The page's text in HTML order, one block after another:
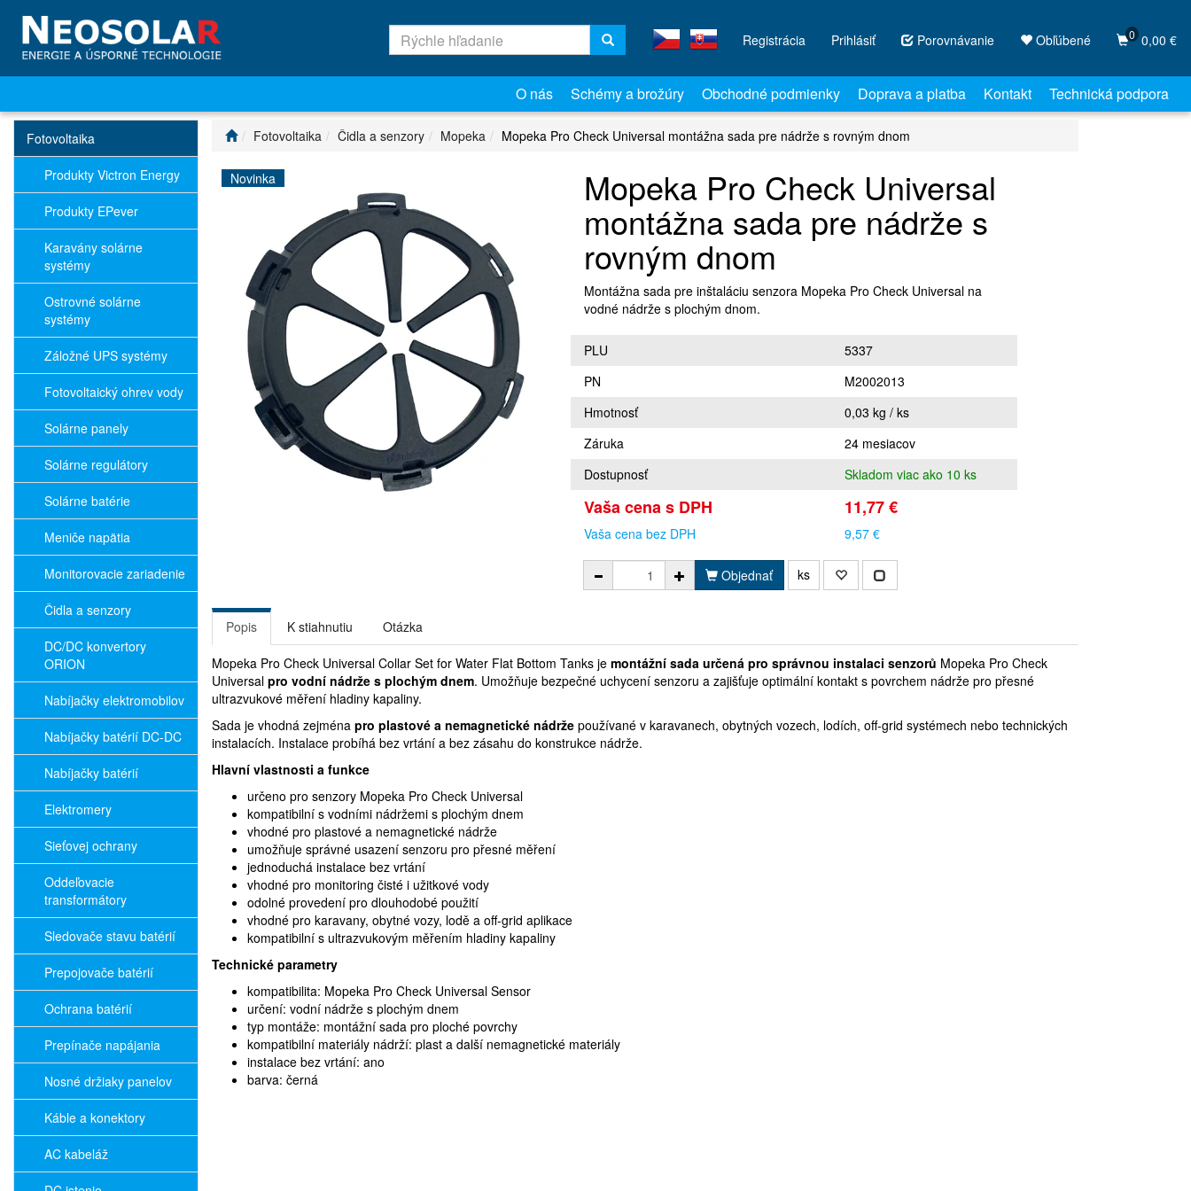
Porovnávanie Obľúbené 0 0,00 €
Registrácia Prihlásiť
O nás Schémy a brožúry Obchodné podmienky Doprava a platba Kontakt Technická podpora
Fotovoltaika
Produkty Victron Energy
Produkty EPever
Karavány solárne
systémy
Ostrovné solárne
systémy
Záložné UPS systémy
Fotovoltaický ohrev vody
Solárne panely
Solárne regulátory
Solárne batérie
Meniče napätia
Monitorovacie zariadenie
Čidla a senzory
DC/DC konvertory
ORION
Nabíjačky elektromobilov
Nabíjačky batérií DC-DC
Nabíjačky batérií
Elektromery
Sieťovej ochrany
Oddeľovacie
transformátory
Sledovače stavu batérií
Prepojovače batérií
Ochrana batérií
Prepínače napájania
Nosné držiaky panelov
Káble a konektory
AC kabeláž
Fotovoltaika Čidla a senzory Mopeka Mopeka Pro Check Universal montážna sada pre nádrže s rovným dnom
Novinka Mopeka Pro Check Universal
montážna sada pre nádrže s
rovným dnom
Montážna sada pre inštaláciu senzora Mopeka Pro Check Universal na
vodné nádrže s plochým dnom.
PLU
5337
PN
M2002013
Hmotnosť
0,03 kg / ks
Záruka
24 mesiacov
Dostupnosť
Skladom viac ako 10 ks
Vaša cena s DPH 11,77 €
Vaša cena bez DPH 9,57 €
Objednať ks
Popis K stiahnutiu Otázka
Mopeka Pro Check Universal Collar Set for Water Flat Bottom Tanks je montážní sada určená pro správnou instalaci senzorů Mopeka Pro Check
Universal pro vodní nádrže s plochým dnem. Umožňuje bezpečné uchycení senzoru a zajišťuje optimální kontakt s povrchem nádrže pro přesné
ultrazvukové měření hladiny kapaliny.
Sada je vhodná zejména pro plastové a nemagnetické nádrže používané v karavanech, obytných vozech, lodích, off-grid systémech nebo technických
instalacích. Instalace probíhá bez vrtání a bez zásahu do konstrukce nádrže.
Hlavní vlastnosti a funkce
určeno pro senzory Mopeka Pro Check Universal
kompatibilní s vodními nádržemi s plochým dnem
vhodné pro plastové a nemagnetické nádrže
umožňuje správné usazení senzoru pro přesné měření
jednoduchá instalace bez vrtání
vhodné pro monitoring čisté i užitkové vody
odolné provedení pro dlouhodobé použití
vhodné pro karavany, obytné vozy, lodě a off-grid aplikace
kompatibilní s ultrazvukovým měřením hladiny kapaliny
Technické parametry
kompatibilita: Mopeka Pro Check Universal Sensor
určení: vodní nádrže s plochým dnem
typ montáže: montážní sada pro ploché povrchy
kompatibilní materiály nádrží: plast a další nemagnetické materiály
instalace bez vrtání: ano
barva: černá